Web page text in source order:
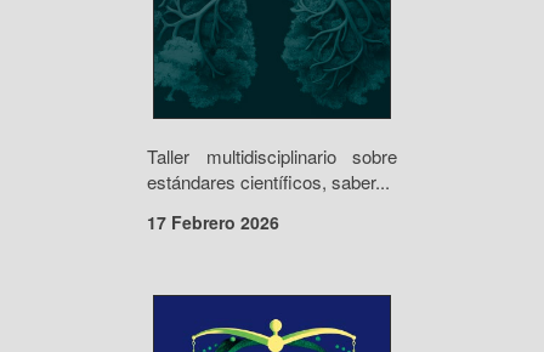
Taller multidisciplinario sobre
estándares científicos, saber...
17 Febrero 2026